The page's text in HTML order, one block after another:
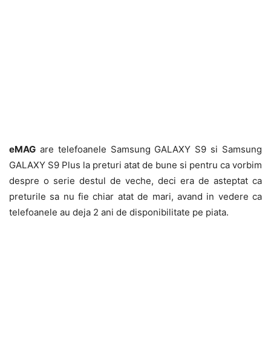
eMAG are telefoanele Samsung GALAXY S9 si Samsung
GALAXY S9 Plus la preturi atat de bune si pentru ca vorbim
despre o serie destul de veche, deci era de asteptat ca
preturile sa nu fie chiar atat de mari, avand in vedere ca
telefoanele au deja 2 ani de disponibilitate pe piata.